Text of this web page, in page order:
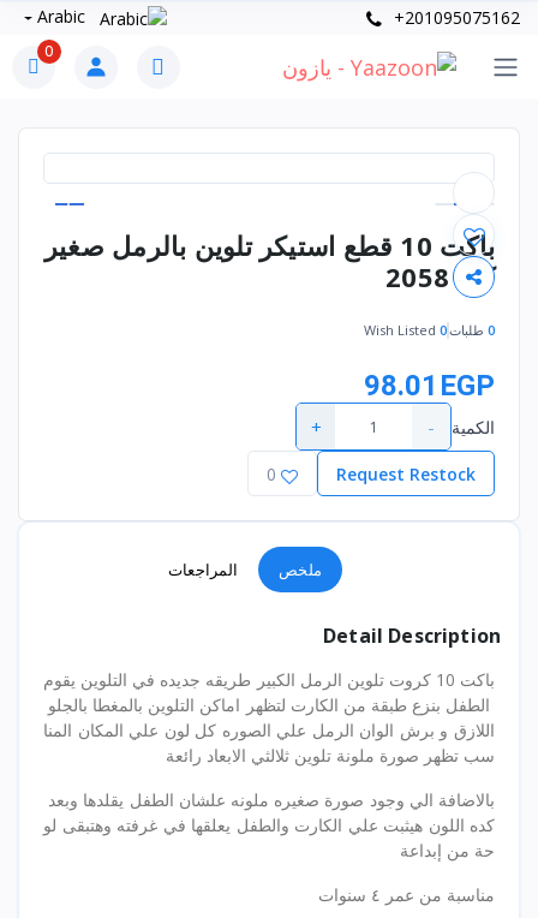
+201095075162
0
باكت 10 قطع استيكر تلوين بالرمل صغير
كود 2058
0 طلبات0
98.01EGP
الكمية -
+
Request Restock
0
ملخص المراجعات
Detail Description
باكت 10 كروت تلوين الرمل الكبير طريقه جديده في التلوين يقوم
الطفل بنزع طبقة من الكارت لتظهر اماكن التلوين بالمغطا بالجلو
اللازق و برش الوان الرمل علي الصوره كل لون علي المكان المنا
سب تظهر صورة ملونة تلوين ثلالثي الابعاد رائعة
بالاضافة الي وجود صورة صغيره ملونه علشان الطفل يقلدها وبعد
كده اللون هيثبت علي الكارت والطفل يعلقها في غرفته وهتبقى لو
حة من إبداعة
مناسبة من عمر ٤ سنوات